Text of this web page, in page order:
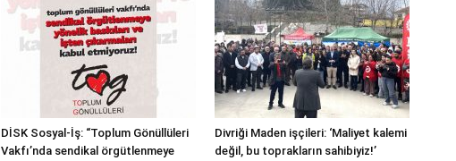
DİSK Sosyal-İş: “Toplum Gönüllüleri
Vakfı’nda sendikal örgütlenmeye
Divriği Maden işçileri: ‘Maliyet kalemi
değil, bu toprakların sahibiyiz!’